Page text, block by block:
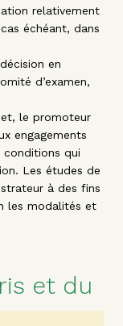
relativement
échéant, dans
en
d’examen,
le promoteur
engagements
conditions qui
Les études de
à des fins
les modalités et
et du